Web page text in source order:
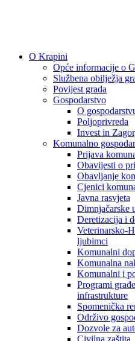
O Krapini
Opće informacije o
Službena obilježja
Povijest grada
Gospodarstvo
O
Poljoprivreda
Invest in
Komunalno
Prijava
Obavijesti o
Obavljanje
Cjenici
Javna rasvjeta
Dimnjačarske
Deretizacija i
Veterinarsko-
ljubimci
Komunalni
Komunalna
Komunalni i
Programi
infrastrukture
Spomenička
Održivo
Dozvole za
Civilna zaštita